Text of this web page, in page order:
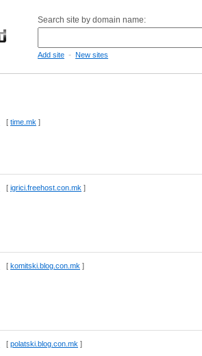
Search site by domain name:
Add site - New sites
[ time.mk ]
[ igrici.freehost.con.mk ]
[ komitski.blog.con.mk ]
[ polatski.blog.con.mk ]